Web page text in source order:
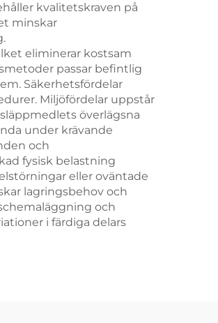
kvalitetskraven på
minskar
eliminerar kostsam
passar befintlig
Säkerhetsfördelar
Miljöfördelar uppstår
överlägsna
under krävande
och
fysisk belastning
eller oväntade
lagringsbehov och
och
i färdiga delars